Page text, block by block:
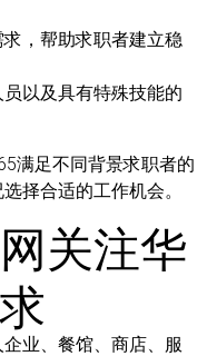
，帮助求职者建立稳
以及具有特殊技能的
满足不同背景求职者的
择合适的工作机会。
关注华
业、餐馆、商店、服